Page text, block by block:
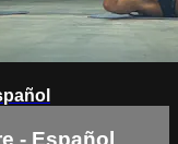
- Español